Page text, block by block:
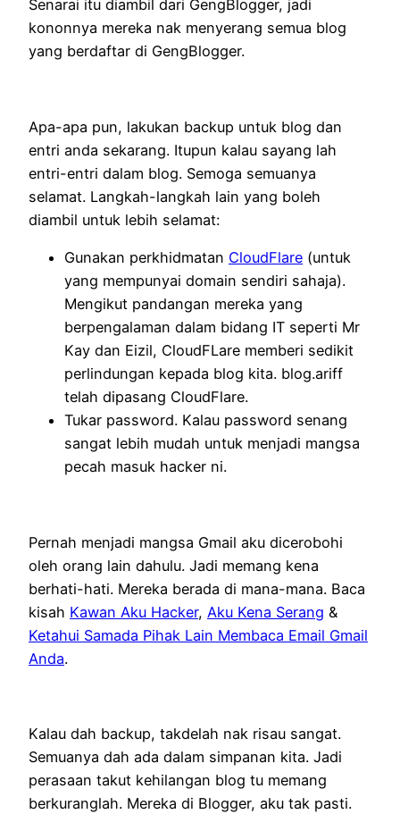
Senarai itu diambil dari GengBlogger, jadi
kononnya mereka nak menyerang semua blog
yang berdaftar di GengBlogger.
Apa-apa pun, lakukan backup untuk blog dan
entri anda sekarang. Itupun kalau sayang lah
entri-entri dalam blog. Semoga semuanya
selamat. Langkah-langkah lain yang boleh
diambil untuk lebih selamat:
Gunakan perkhidmatan CloudFlare (untuk
yang mempunyai domain sendiri sahaja).
Mengikut pandangan mereka yang
berpengalaman dalam bidang IT seperti Mr
Kay dan Eizil, CloudFLare memberi sedikit
perlindungan kepada blog kita. blog.ariff
telah dipasang CloudFlare.
Tukar password. Kalau password senang
sangat lebih mudah untuk menjadi mangsa
pecah masuk hacker ni.
Pernah menjadi mangsa Gmail aku dicerobohi
oleh orang lain dahulu. Jadi memang kena
berhati-hati. Mereka berada di mana-mana. Baca
kisah Kawan Aku Hacker, Aku Kena Serang &
Ketahui Samada Pihak Lain Membaca Email Gmail
Anda.
Kalau dah backup, takdelah nak risau sangat.
Semuanya dah ada dalam simpanan kita. Jadi
perasaan takut kehilangan blog tu memang
berkuranglah. Mereka di Blogger, aku tak pasti.